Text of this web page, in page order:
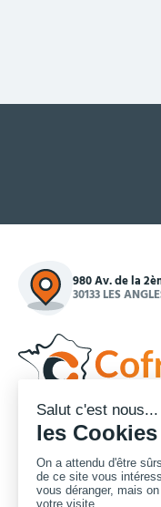
980 Av. de la
30133 LES
Concepteur et
Cofradis répond aux
services des
de travaux publics,